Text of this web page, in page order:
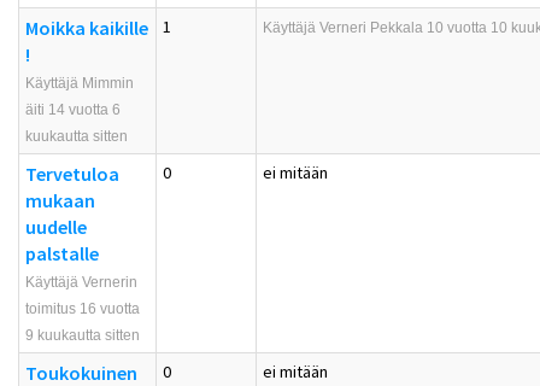
Moikka kaikille
!
Käyttäjä Mimmin
äiti 14 vuotta 6
kuukautta sitten
1 Käyttäjä Verneri Pekkala 10 vuotta 10
Tervetuloa
mukaan
uudelle
palstalle
Käyttäjä Vernerin
toimitus 16 vuotta
9 kuukautta sitten
0 ei mitään
Toukokuinen
0 ei mitään